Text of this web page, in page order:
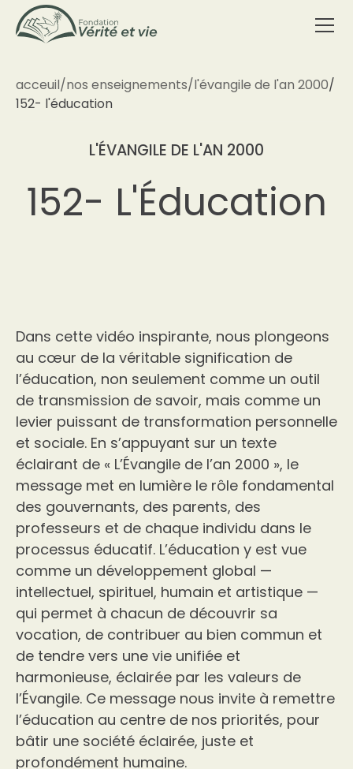
acceuil/nos enseignements/l'évangile de l'an 2000/
152- l'éducation
L'ÉVANGILE DE L'AN 2000
152- L'Éducation
Dans cette vidéo inspirante, nous plongeons
au cœur de la véritable signification de
l’éducation, non seulement comme un outil
de transmission de savoir, mais comme un
levier puissant de transformation personnelle
et sociale. En s’appuyant sur un texte
éclairant de « L’Évangile de l’an 2000 », le
message met en lumière le rôle fondamental
des gouvernants, des parents, des
professeurs et de chaque individu dans le
processus éducatif. L’éducation y est vue
comme un développement global —
intellectuel, spirituel, humain et artistique —
qui permet à chacun de découvrir sa
vocation, de contribuer au bien commun et
de tendre vers une vie unifiée et
harmonieuse, éclairée par les valeurs de
l’Évangile. Ce message nous invite à remettre
l’éducation au centre de nos priorités, pour
bâtir une société éclairée, juste et
profondément humaine.